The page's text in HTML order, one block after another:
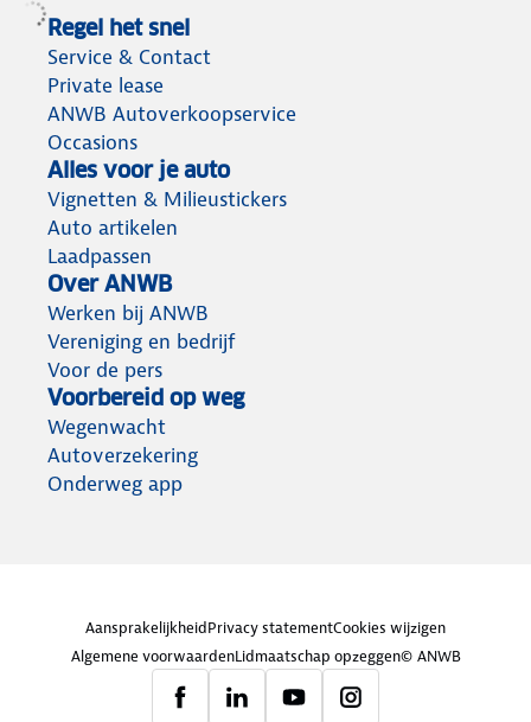
Regel het snel
Service & Contact
Private lease
ANWB Autoverkoopservice
Occasions
Alles voor je auto
Vignetten & Milieustickers
Auto artikelen
Laadpassen
Over ANWB
Werken bij ANWB
Vereniging en bedrijf
Voor de pers
Voorbereid op weg
Wegenwacht
Autoverzekering
Onderweg app
AansprakelijkheidPrivacy statementCookies wijzigen
Algemene voorwaardenLidmaatschap opzeggen© ANWB